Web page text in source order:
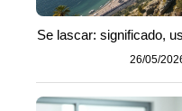
Se lascar: significado,
26/05/